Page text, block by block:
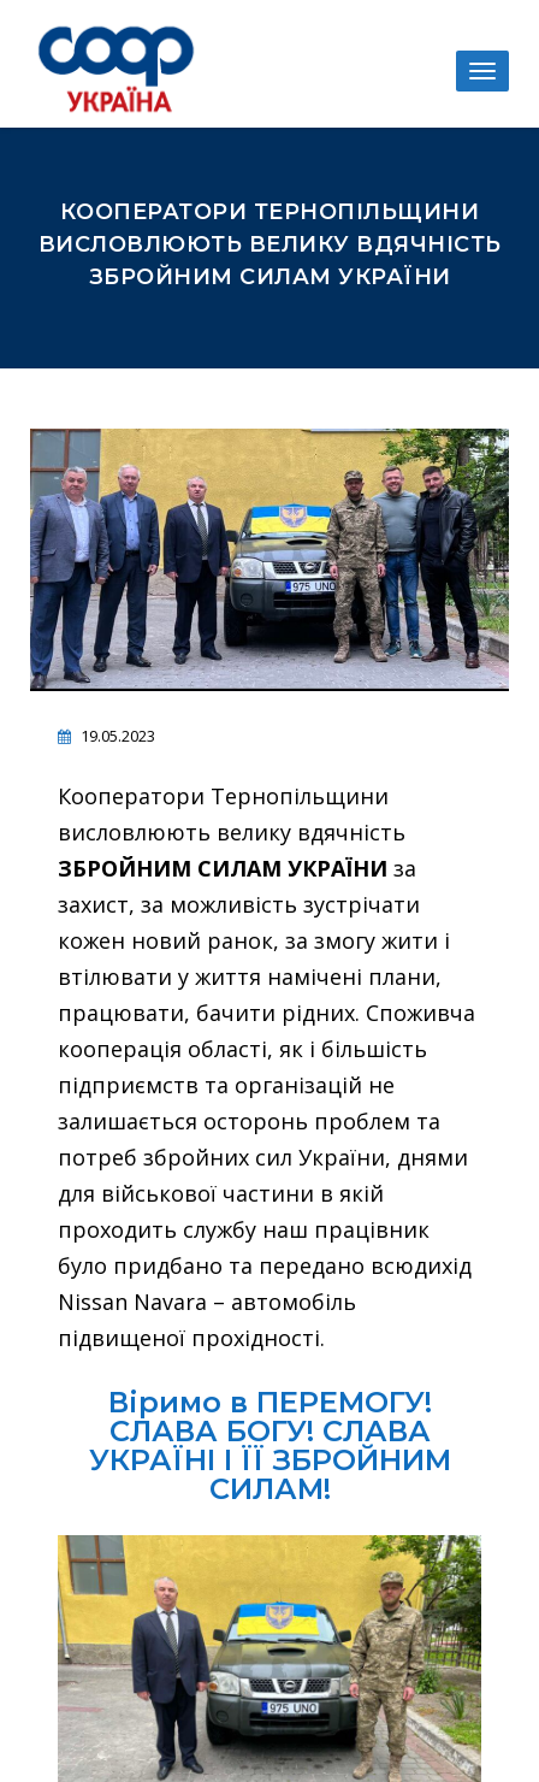
КООПЕРАТОРИ ТЕРНОПІЛЬЩИНИ
ВИСЛОВЛЮЮТЬ ВЕЛИКУ ВДЯЧНІСТЬ
ЗБРОЙНИМ СИЛАМ УКРАЇНИ
19.05.2023
Кооператори Тернопільщини
висловлюють велику вдячність
ЗБРОЙНИМ СИЛАМ УКРАЇНИ за
захист, за можливість зустрічати
кожен новий ранок, за змогу жити і
втілювати у життя намічені плани,
працювати, бачити рідних. Споживча
кооперація області, як і більшість
підприємств та організацій не
залишається осторонь проблем та
потреб збройних сил України, днями
для військової частини в якій
проходить службу наш працівник
було придбано та передано всюдихід
Nissan Navara – автомобіль
підвищеної прохідності.
Віримо в ПЕРЕМОГУ!
СЛАВА БОГУ! СЛАВА
УКРАЇНІ І ЇЇ ЗБРОЙНИМ
СИЛАМ!